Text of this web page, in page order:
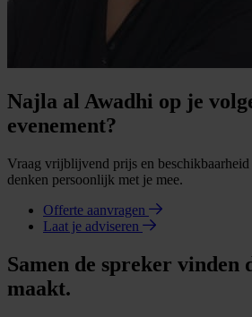
Najla al Awadhi op je
evenement?
Vraag vrijblijvend prijs en
denken persoonlijk met je mee.
Offerte aanvragen
Laat je adviseren
Samen de spreker vinden
maakt.